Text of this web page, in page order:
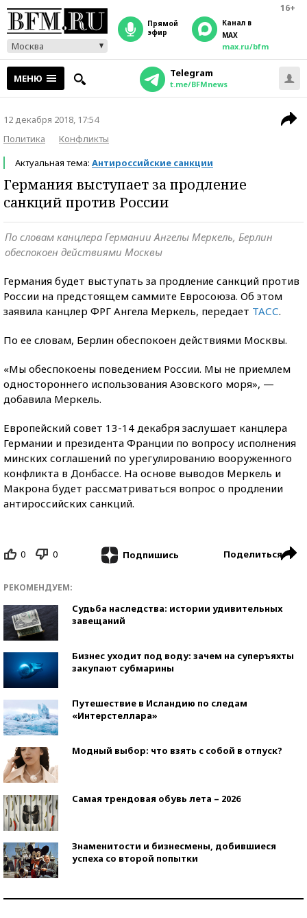
16+
Москва
прямой
эфир
Канал в
MAX
max.ru/bfm
МЕНЮ Telegram
t.me/BFMnews
12 декабря 2018, 17:54
Политика
Конфликты
Актуальная тема: Антироссийские санкции
Германия выступает за продление
санкций против России
По словам канцлера Германии Ангелы Меркель, Берлин
обеспокоен действиями Москвы
Германия будет выступать за продление санкций против
России на предстоящем саммите Евросоюза. Об этом
заявила канцлер ФРГ Ангела Меркель, передает ТАСС.
По ее словам, Берлин обеспокоен действиями Москвы.
«Мы обеспокоены поведением России. Мы не приемлем
одностороннего использования Азовского моря», —
добавила Меркель.
Европейский совет 13-14 декабря заслушает канцлера
Германии и президента Франции по вопросу исполнения
минских соглашений по урегулированию вооруженного
конфликта в Донбассе. На основе выводов Меркель и
Макрона будет рассматриваться вопрос о продлении
антироссийских санкций.
0 0 Подпишись Поделиться
РЕКОМЕНДУЕМ:
Судьба наследства: истории удивительных
завещаний
Бизнес уходит под воду: зачем на суперъяхты
закупают субмарины
Путешествие в Исландию по следам
«Интерстеллара»
Модный выбор: что взять с собой в отпуск?
Самая трендовая обувь лета – 2026
Знаменитости и бизнесмены, добившиеся
успеха со второй попытки